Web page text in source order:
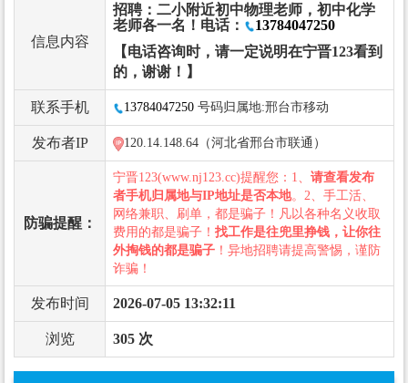
信息内容
招聘：二小附近初中物理老师，初中化学
老师各一名！电话：
13784047250
【电话咨询时，请一定说明在宁晋123看到
的，谢谢！】
联系手机 13784047250 号码归属地:邢台市移动
发布者IP 120.14.148.64（河北省邢台市联通）
防骗提醒：
宁晋123(www.nj123.cc)提醒您：1、 请查看发布
者手机归属地与IP地址是否本地。2、手工活、
网络兼职、刷单，都是骗子！凡以各种名义收取
费用的都是骗子！ 找工作是往兜里挣钱，让你往
外掏钱的都是骗子 ！异地招聘请提高警惕，谨防
诈骗！
发布时间 2026-07-05 13:32:11
浏览 305 次